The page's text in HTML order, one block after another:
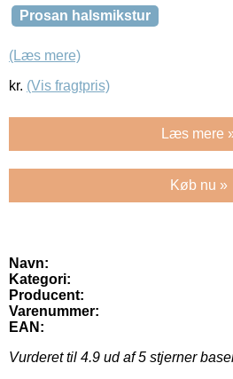
Prosan halsmikstur
(Læs mere)
kr. (Vis fragtpris)
Læs mere
Køb nu »
Navn:
Kategori:
Producent:
Varenummer:
EAN:
Vurderet til 4.9 ud af 5 stjerner